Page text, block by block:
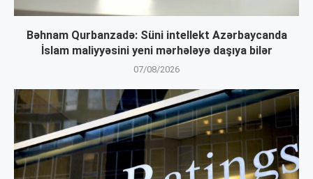
Bəhnam Qurbanzadə: Süni intellekt Azərbaycanda
İslam maliyyəsini yeni mərhələyə daşıya bilər
07/08/2026